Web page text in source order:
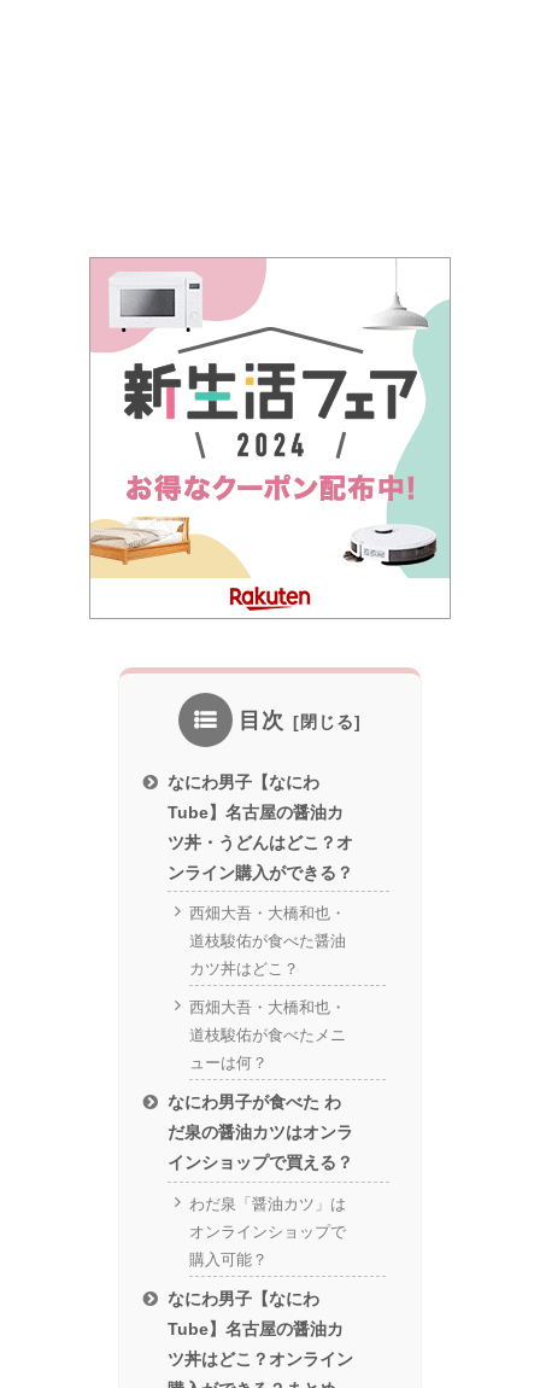
目次
なにわ男子【なにわ
Tube】名古屋の醤油カ
ツ丼・うどんはどこ？オ
ンライン購入ができる？
西畑大吾・大橋和也・
道枝駿佑が食べた醤油
カツ丼はどこ？
西畑大吾・大橋和也・
道枝駿佑が食べたメニ
ューは何？
なにわ男子が食べた わ
だ泉の醤油カツはオンラ
インショップで買える？
わだ泉「醤油カツ」は
オンラインショップで
購入可能？
なにわ男子【なにわ
Tube】名古屋の醤油カ
ツ丼はどこ？オンライン